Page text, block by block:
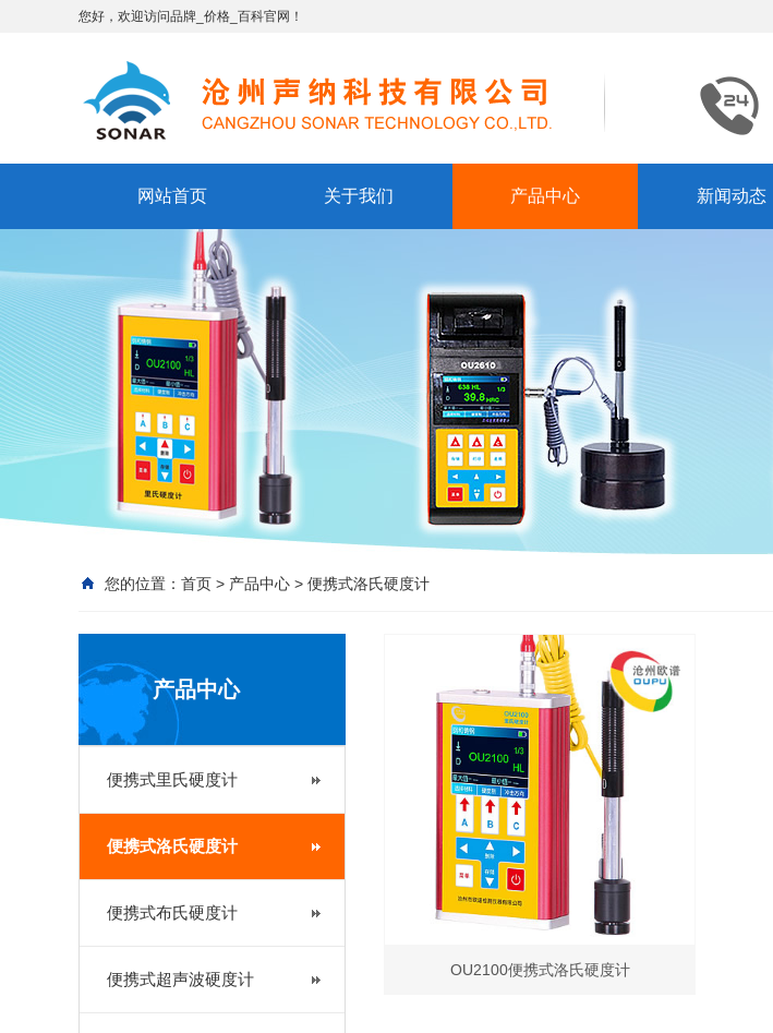
您好，欢迎访问品牌_价格_百科官网！
网站首页 关于我们 产品中心 新闻动态
您的位置： 首页 > 产品中心 > 便携式洛氏硬度计
产品中心
便携式里氏硬度计
便携式洛氏硬度计
便携式布氏硬度计
便携式超声波硬度计 OU2100便携式洛氏硬度计